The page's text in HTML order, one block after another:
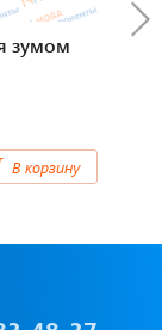
зумом
В корзину